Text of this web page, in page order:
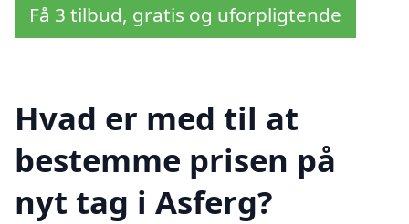
Få 3 tilbud, gratis og uforpligtende
Hvad er med til at
bestemme prisen på
nyt tag i Asferg?